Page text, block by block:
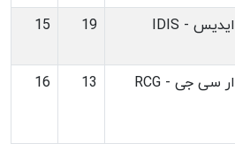
ایدیس - IDIS 19
15
ار سی جی - RCG 13
16